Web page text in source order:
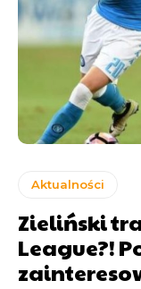
Aktualności
Zieliński
League?!